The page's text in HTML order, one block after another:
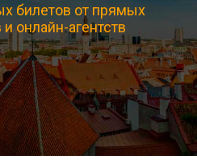
билетов от прямых
онлайн-агентств